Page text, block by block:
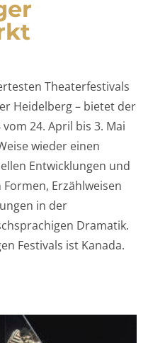
Theaterfestivals
Heidelberg – bietet der
24. April bis 3. Mai
wieder einen
Entwicklungen und
Erzählweisen
in der
Dramatik.
Festivals ist Kanada.